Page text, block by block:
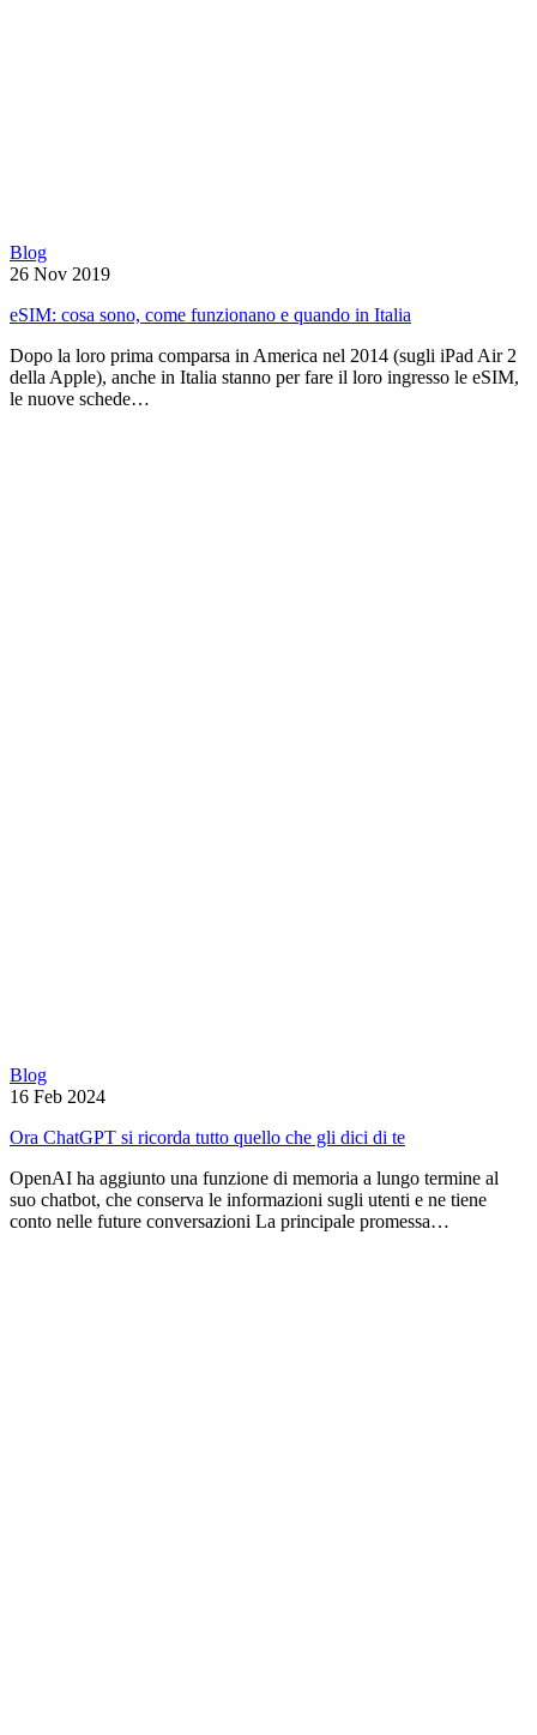
Blog
26 Nov 2019
eSIM: cosa sono, come funzionano e quando in Italia
Dopo la loro prima comparsa in America nel 2014 (sugli iPad Air 2
della Apple), anche in Italia stanno per fare il loro ingresso le eSIM,
le nuove schede…
Blog
16 Feb 2024
Ora ChatGPT si ricorda tutto quello che gli dici di te
OpenAI ha aggiunto una funzione di memoria a lungo termine al
suo chatbot, che conserva le informazioni sugli utenti e ne tiene
conto nelle future conversazioni La principale promessa…